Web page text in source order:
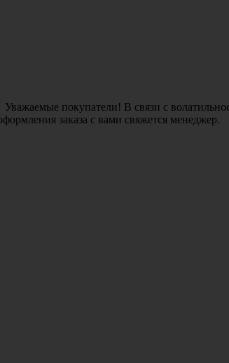
Уважаемые покупатели! В связи с
заказа с вами свяжется менеджер.